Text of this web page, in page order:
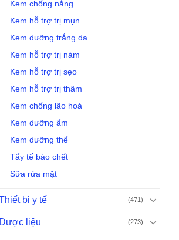
Kem chống nắng
Kem hỗ trợ trị mụn
Kem dưỡng trắng da
Kem hỗ trợ trị nám
Kem hỗ trợ trị sẹo
Kem hỗ trợ trị thâm
Kem chống lão hoá
Kem dưỡng ẩm
Kem dưỡng thể
Tẩy tế bào chết
Sữa rửa mặt
bị y tế (471)
Dược liệu (273)